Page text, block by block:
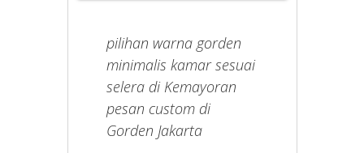
pilihan warna gorden
minimalis kamar sesuai
selera di Kemayoran
pesan custom di
Gorden Jakarta